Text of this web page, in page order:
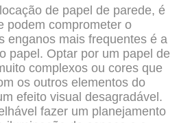
de papel de parede, é
podem comprometer o
enganos mais frequentes é a
papel. Optar por um papel de
complexos ou cores que
os outros elementos do
efeito visual desagradável.
fazer um planejamento